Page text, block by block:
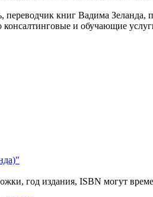
книг Вадима
и обучающие
год издания, ISBN могут